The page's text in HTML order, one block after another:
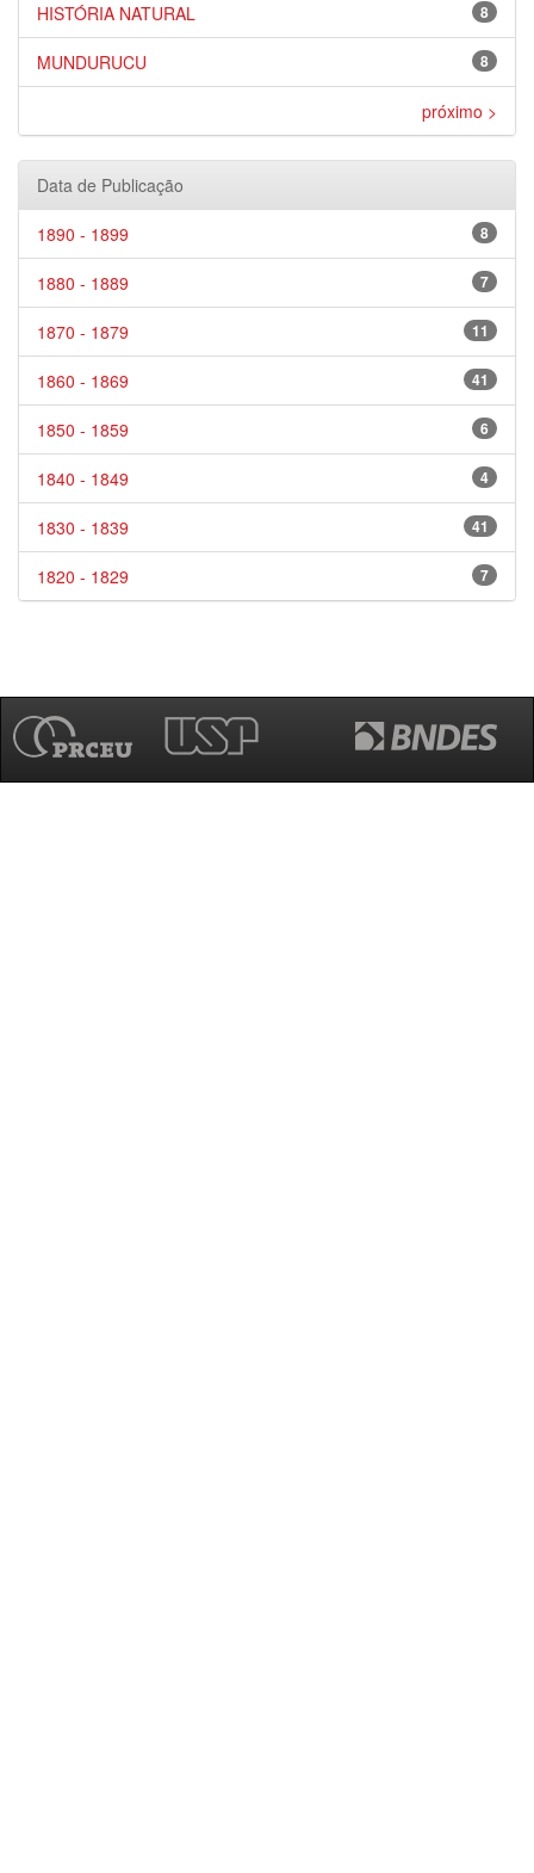
8
HISTÓRIA NATURAL
8
MUNDURUCU
próximo >
Data de Publicação
8
1890 - 1899
7
1880 - 1889
11
1870 - 1879
41
1860 - 1869
6
1850 - 1859
4
1840 - 1849
41
1830 - 1839
7
1820 - 1829